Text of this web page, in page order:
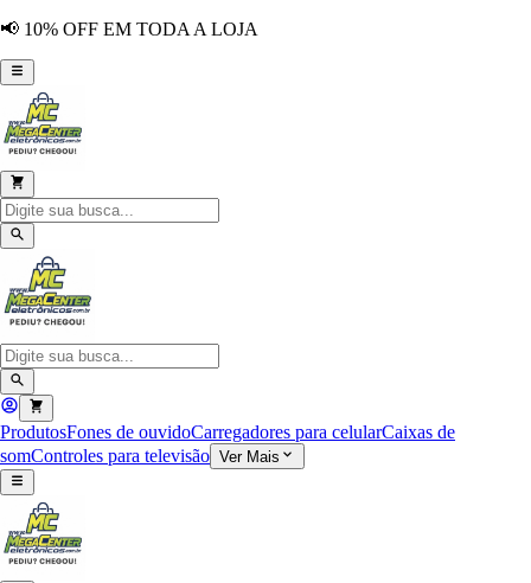
📢 10% OFF EM TODA A LOJA
ProdutosFones de ouvidoCarregadores para celularCaixas de
somControles para televisão Ver Mais